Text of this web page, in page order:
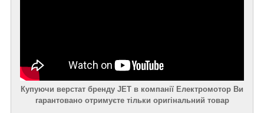
Купуючи верстат бренду JET в компанії Електромотор Ви
гарантовано отримуєте тільки оригінальний товар